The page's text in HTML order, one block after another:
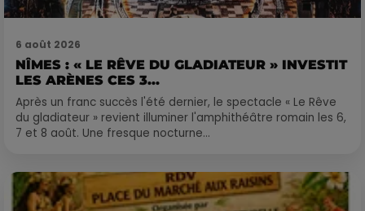
6 août 2026
NÎMES : « LE RÊVE DU GLADIATEUR » INVESTIT
LES ARÈNES CES 3...
Après un franc succès l'été dernier, le spectacle « Le Rêve
du gladiateur » revient illuminer l'amphithéâtre romain les 6,
7 et 8 août. Une fresque nocturne...